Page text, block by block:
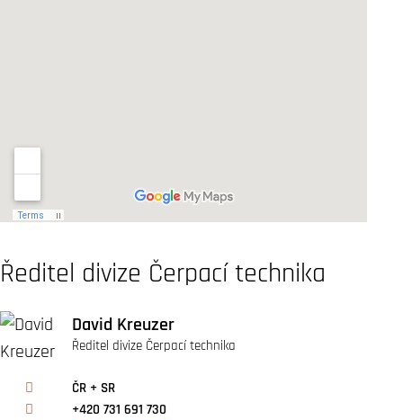
Ředitel divize Čerpací technika
David Kreuzer
Ředitel divize Čerpací technika
ČR + SR
+420 731 691 730